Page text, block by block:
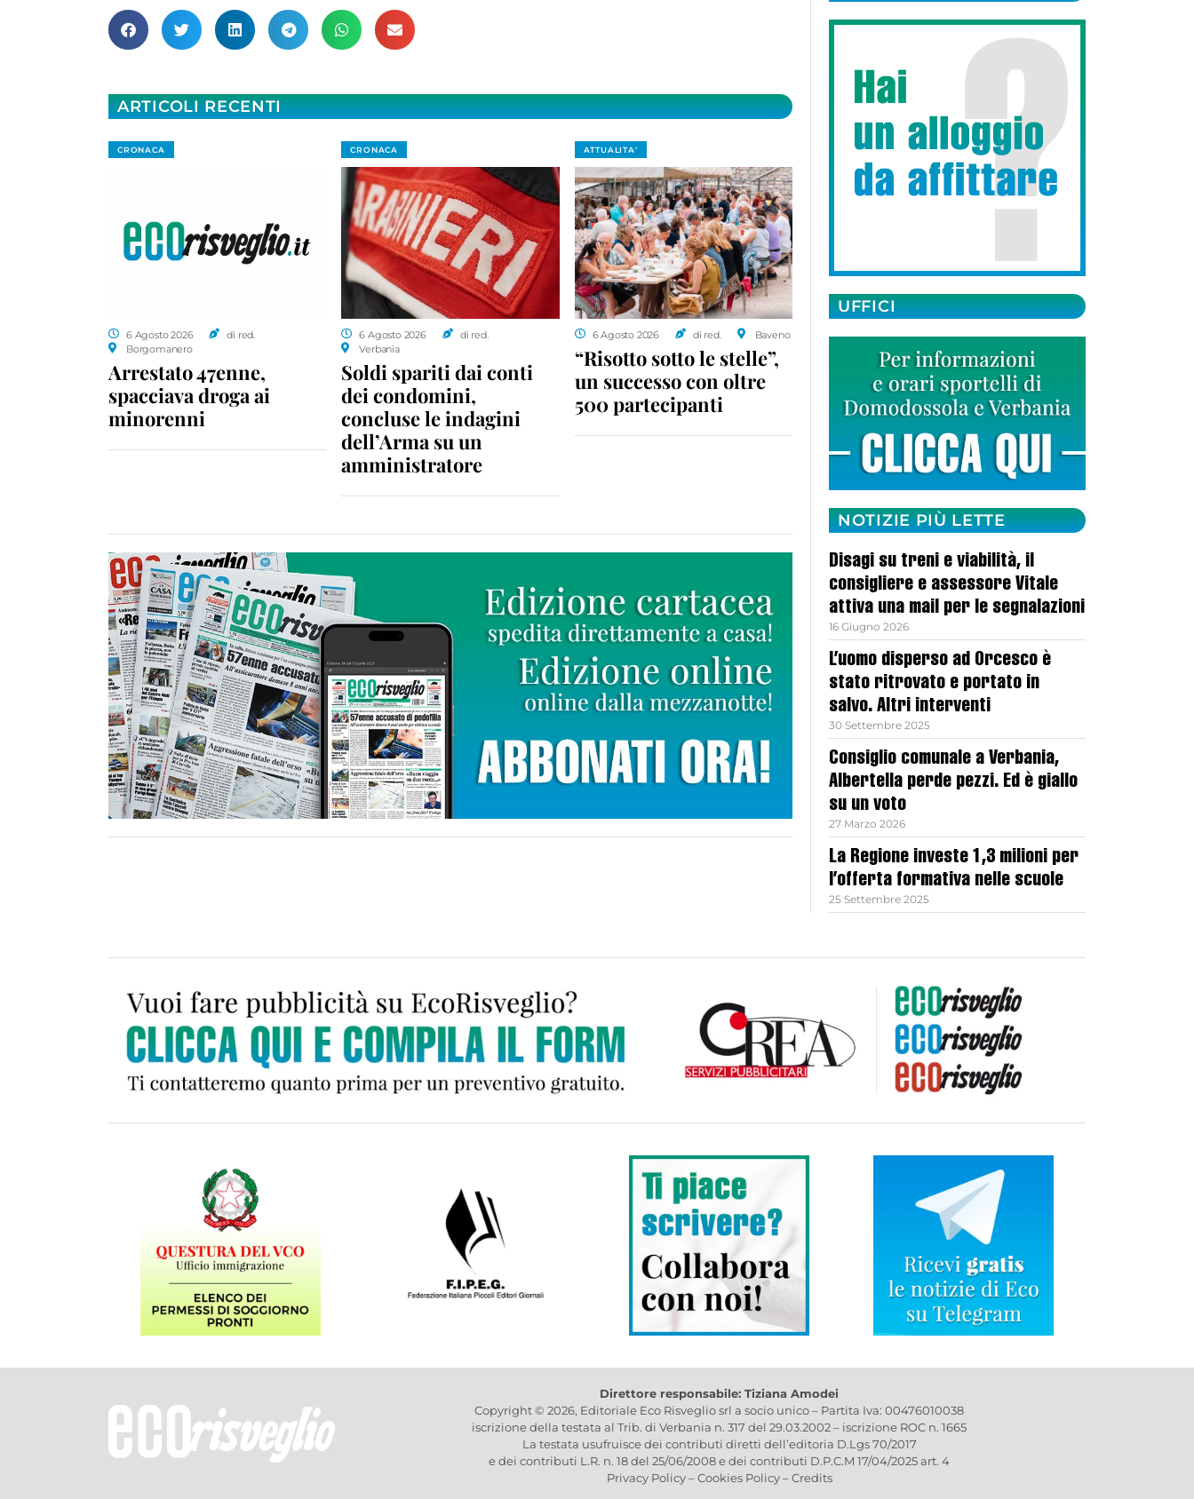
ARTICOLI RECENTI
CRONACA
6 Agosto 2026
di red.
Borgomanero
Arrestato 47enne,
spacciava droga ai
minorenni
CRONACA
6 Agosto 2026
di red.
Verbania
Soldi spariti dai conti
dei condomini,
concluse le indagini
dell’Arma su un
amministratore
ATTUALITA'
6 Agosto 2026 di red. Baveno
“Risotto sotto le stelle”,
un successo con oltre
500 partecipanti
UFFICI
NOTIZIE PIÙ LETTE
Disagi su treni e viabilità, il
consigliere e assessore Vitale
attiva una mail per le segnalazioni
16 Giugno 2026
L’uomo disperso ad Orcesco è
stato ritrovato e portato in
salvo. Altri interventi
30 Settembre 2025
Consiglio comunale a Verbania,
Albertella perde pezzi. Ed è giallo
su un voto
27 Marzo 2026
La Regione investe 1,3 milioni per
l’offerta formativa nelle scuole
25 Settembre 2025
Direttore responsabile: Tiziana Amodei
Copyright © 2026, Editoriale Eco Risveglio srl a socio unico – Partita Iva: 00476010038
iscrizione della testata al Trib. di Verbania n. 317 del 29.03.2002 – iscrizione ROC n. 1665
La testata usufruisce dei contributi diretti dell’editoria D.Lgs 70/2017
e dei contributi L.R. n. 18 del 25/06/2008 e dei contributi D.P.C.M 17/04/2025 art. 4
Privacy Policy–Cookies Policy–Credits